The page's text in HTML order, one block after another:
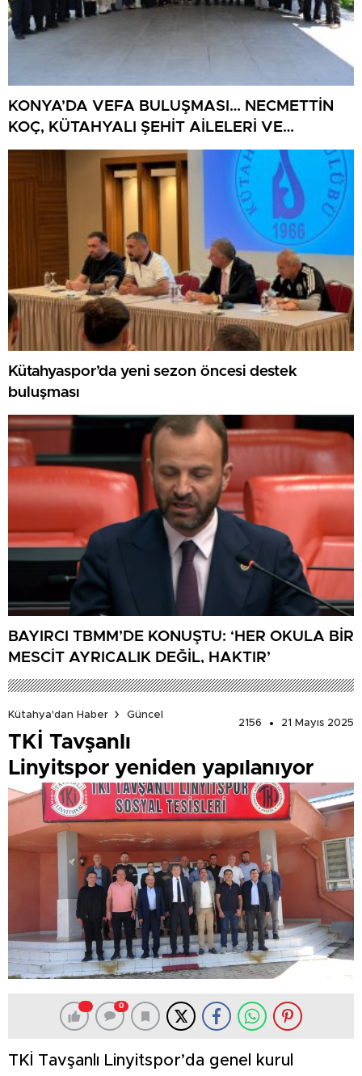
KONYA’DA VEFA BULUŞMASI… NECMETTİN
KOÇ, KÜTAHYALI ŞEHİT AİLELERİ VE
GAZİLERİ AĞIRLADI
Kütahyaspor’da yeni sezon öncesi destek
buluşması
BAYIRCI TBMM’DE KONUŞTU: ‘HER OKULA BİR
MESCİT AYRICALIK DEĞİL, HAKTIR’
Kütahya'dan Haber
Güncel
2156
21 Mayıs 2025
TKİ Tavşanlı
Linyitspor yeniden yapılanıyor
0
TKİ Tavşanlı Linyitspor’da genel kurul